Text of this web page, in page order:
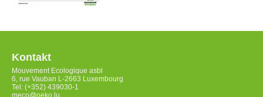
Kontakt
Mouvement Ecologique asbl
6, rue Vauban L-2663 Luxembourg
Tel: (+352) 439030-1
meco@oeko.lu